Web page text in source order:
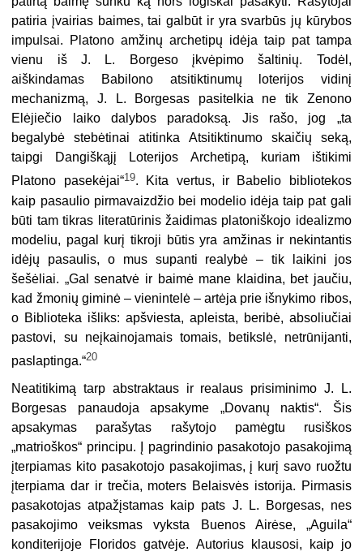
patiria įvairias baimes, tai galbūt ir yra svarbūs jų kūrybos
impulsai. Platono amžinų archetipų idėja taip pat tampa
vienu iš J. L. Borgeso įkvėpimo šaltinių. Todėl,
aiškindamas Babilono atsitiktinumų loterijos vidinį
mechanizmą, J. L. Borgesas pasitelkia ne tik Zenono
Elėjiečio laiko dalybos paradoksą. Jis rašo, jog „ta
begalybė stebėtinai atitinka Atsitiktinumo skaičių seką,
taipgi Dangiškąjį Loterijos Archetipą, kuriam ištikimi
Platono pasekėjai“19. Kita vertus, ir Babelio bibliotekos
kaip pasaulio pirmavaizdžio bei modelio idėja taip pat gali
būti tam tikras literatūrinis žaidimas platoniškojo idealizmo
modeliu, pagal kurį tikroji būtis yra amžinas ir nekintantis
idėjų pasaulis, o mus supanti realybė – tik laikini jos
šešėliai. „Gal senatvė ir baimė mane klaidina, bet jaučiu,
kad žmonių giminė – vienintelė – artėja prie išnykimo ribos,
o Biblioteka išliks: apšviesta, apleista, beribė, absoliučiai
pastovi, su neįkainojamais tomais, betikslė, netrūnijanti,
paslaptinga.“20
Neatitikimą tarp abstraktaus ir realaus prisiminimo J. L.
Borgesas panaudoja apsakyme „Dovanų naktis“. Šis
apsakymas parašytas rašytojo pamėgtu rusiškos
„matrioškos“ principu. Į pagrindinio pasakotojo pasakojimą
įterpiamas kito pasakotojo pasakojimas, į kurį savo ruožtu
įterpiama dar ir trečia, moters Belaisvės istorija. Pirmasis
pasakotojas atpažįstamas kaip pats J. L. Borgesas, nes
pasakojimo veiksmas vyksta Buenos Airėse, „Aguila“
konditerijoje Floridos gatvėje. Autorius klausosi, kaip jo